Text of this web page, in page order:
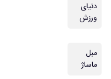
دنیای
ورزش
مبل
ماساژ